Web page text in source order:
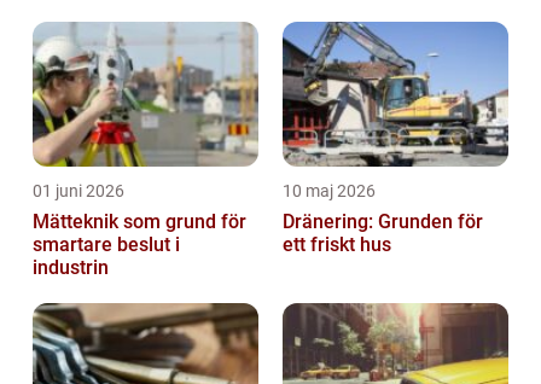
01 juni 2026
Mätteknik som grund för
smartare beslut i
industrin
10 maj 2026
Dränering: Grunden för
ett friskt hus